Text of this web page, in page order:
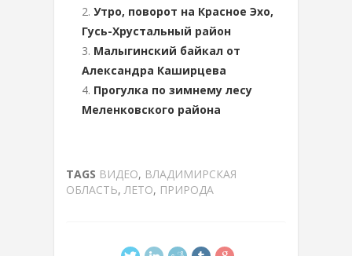
Утро, поворот на Красное Эхо,
Гусь-Хрустальный район
Малыгинский байкал от
Александра Каширцева
Прогулка по зимнему лесу
Меленковского района
TAGS ВИДЕО, ВЛАДИМИРСКАЯ
ОБЛАСТЬ,ЛЕТО, ПРИРОДА